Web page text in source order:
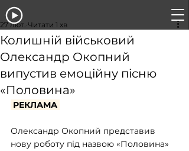
Колишній військовий
Олександр Окопний
випустив емоційну пісню
«Половина»
27 лют. Читати 1 хв
РЕКЛАМА
Олександр Окопний представив
нову роботу під назвою «Половина»